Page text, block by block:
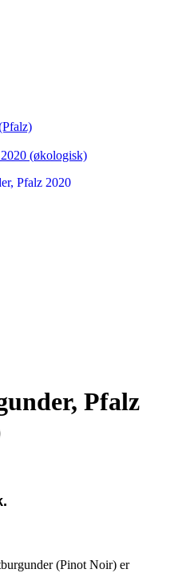
(økologisk)
Pfalz
(Pinot Noir) er